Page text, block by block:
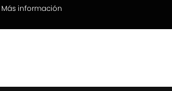
Más información